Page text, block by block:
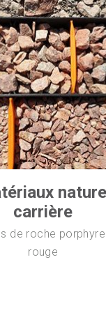
carrière
de roche
rouge